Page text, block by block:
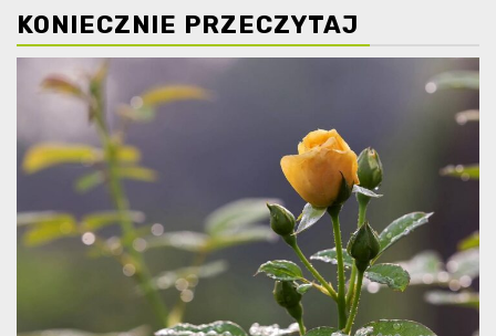
KONIECZNIE PRZECZYTAJ